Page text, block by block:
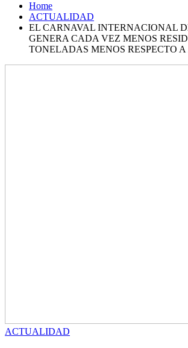
Home
ACTUALIDAD
EL CARNAVAL INTERNACIONAL
GENERA CADA VEZ MENOS
TONELADAS MENOS RESPECTO A
ACTUALIDAD